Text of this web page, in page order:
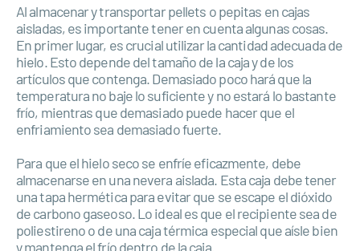
Al almacenar y transportar pellets o pepitas en cajas
aisladas, es importante tener en cuenta algunas cosas.
En primer lugar, es crucial utilizar la cantidad adecuada de
hielo. Esto depende del tamaño de la caja y de los
artículos que contenga. Demasiado poco hará que la
temperatura no baje lo suficiente y no estará lo bastante
frío, mientras que demasiado puede hacer que el
enfriamiento sea demasiado fuerte.
Para que el hielo seco se enfríe eficazmente, debe
almacenarse en una nevera aislada. Esta caja debe tener
una tapa hermética para evitar que se escape el dióxido
de carbono gaseoso. Lo ideal es que el recipiente sea de
poliestireno o de una caja térmica especial que aísle bien
y mantenga el frío dentro de la caja.